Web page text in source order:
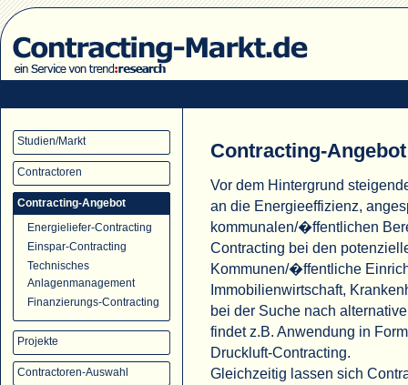
Studien/Markt
Contractoren
Contracting-Angebot
Energieliefer-Contracting
Einspar-Contracting
Technisches
Anlagenmanagement
Finanzierungs-Contracting
Projekte
Contractoren-Auswahl
Contracting-Angebot
Vor dem Hintergrund
an die Energieeffizienz,
kommunalen/�ffentlichen
Contracting bei den
Kommunen/�ffentliche
Immobilienwirtschaft,
bei der Suche nach
findet z.B. Anwendung in
Druckluft-Contracting.
Gleichzeitig lassen sich